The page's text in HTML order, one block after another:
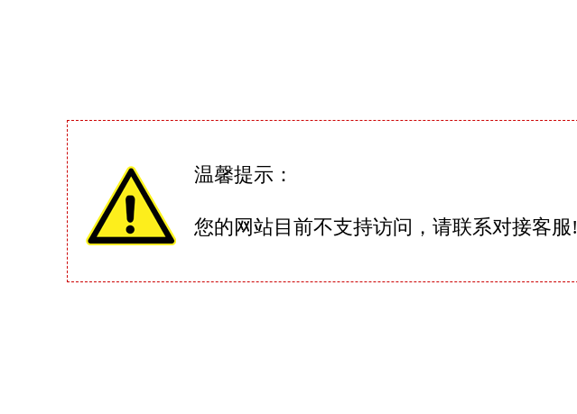
温馨提示：
您的网站目前不支持访问，请联系对接客服!